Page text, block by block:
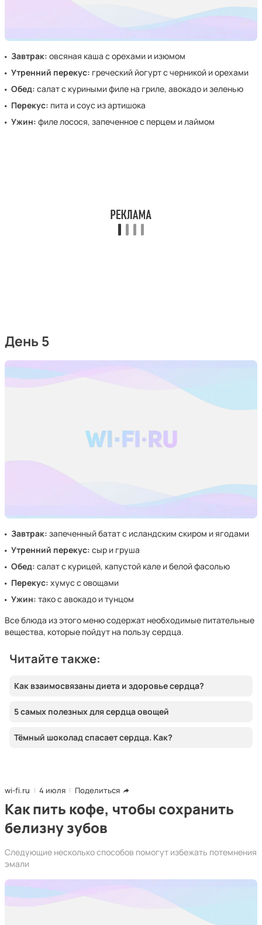
Завтрак: овсяная каша с орехами и изюмом
Утренний перекус: греческий йогурт с черникой и орехами
Обед: салат с куриными филе на гриле, авокадо и зеленью
Перекус: пита и соус из артишока
Ужин: филе лосося, запеченное с перцем и лаймом
День 5
Завтрак: запеченный батат с исландским скиром и ягодами
Утренний перекус:сыр и груша
Обед: салат с курицей, капустой кале и белой фасолью
Перекус:хумус с овощами
Ужин: тако с авокадо и тунцом
Все блюда из этого меню содержат необходимые питательные
вещества, которые пойдут на пользу сердца.
Читайте также:
Как взаимосвязаны диета и здоровье сердца?
5 самых полезных для сердца овощей
Тёмный шоколад спасает сердца. Как?
wi-fi.ru 4 июля Поделиться
Как пить кофе, чтобы сохранить
белизну зубов
Следующие несколько способов помогут избежать потемнения
эмали